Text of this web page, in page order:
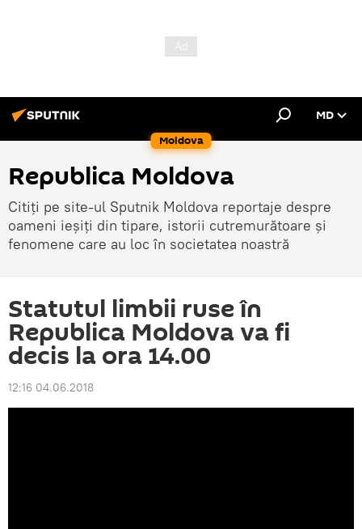
Moldova
MD
Republica Moldova
Citiți pe site-ul Sputnik Moldova reportaje despre
oameni ieșiți din tipare, istorii cutremurătoare și
fenomene care au loc în societatea noastră
Statutul limbii ruse în
Republica Moldova va fi
decis la ora 14.00
12:16 04.06.2018